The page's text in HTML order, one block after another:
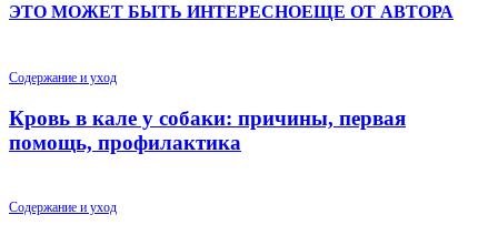
ЭТО МОЖЕТ БЫТЬ ИНТЕРЕСНОЕЩЕ ОТ АВТОРА
Содержание и уход
Кровь в кале у собаки: причины, первая
помощь, профилактика
Содержание и уход